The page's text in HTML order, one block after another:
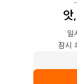
앗
일
잠시